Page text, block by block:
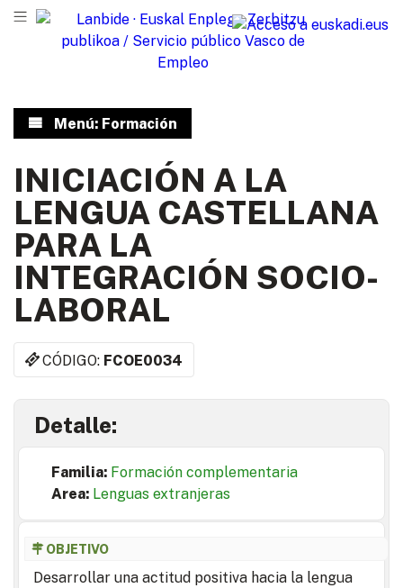
Menú: Formación
INICIACIÓN A LA
LENGUA CASTELLANA
PARA LA
INTEGRACIÓN SOCIO-
LABORAL
CÓDIGO: FCOE0034
Detalle:
Familia: Formación complementaria
Area: Lenguas extranjeras
OBJETIVO
Desarrollar una actitud positiva hacia la lengua